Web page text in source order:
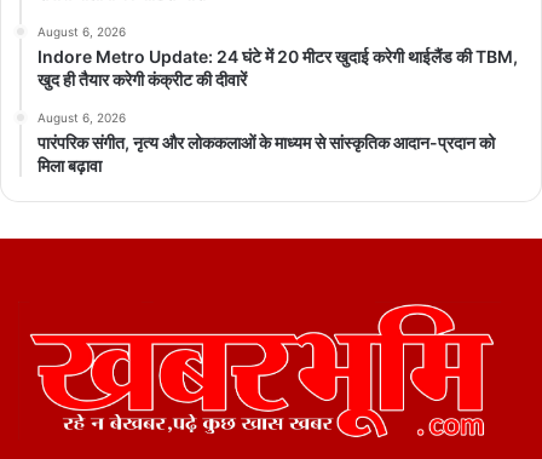
August 6, 2026
Indore Metro Update: 24 घंटे में 20 मीटर खुदाई करेगी थाईलैंड की TBM,
खुद ही तैयार करेगी कंक्रीट की दीवारें
August 6, 2026
पारंपरिक संगीत, नृत्य और लोककलाओं के माध्यम से सांस्कृतिक आदान-प्रदान को
मिला बढ़ावा